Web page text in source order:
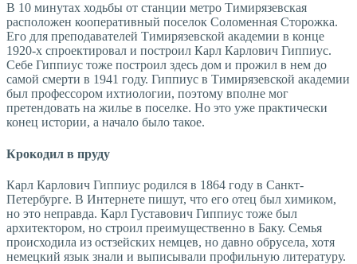
В 10 минутах ходьбы от станции метро Тимирязевская
расположен кооперативный поселок Соломенная Сторожка.
Его для преподавателей Тимирязевской академии в конце
1920-х спроектировал и построил Карл Карлович Гиппиус.
Себе Гиппиус тоже построил здесь дом и прожил в нем до
самой смерти в 1941 году. Гиппиус в Тимирязевской академии
был профессором ихтиологии, поэтому вполне мог
претендовать на жилье в поселке. Но это уже практически
конец истории, а начало было такое.
Крокодил в пруду
Карл Карлович Гиппиус родился в 1864 году в Санкт-
Петербурге. В Интернете пишут, что его отец был химиком,
но это неправда. Карл Густавович Гиппиус тоже был
архитектором, но строил преимущественно в Баку. Семья
происходила из остзейских немцев, но давно обрусела, хотя
немецкий язык знали и выписывали профильную литературу.